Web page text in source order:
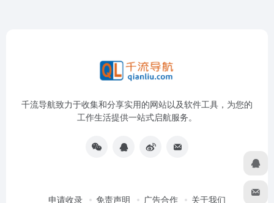
千流导航致力于收集和分享实用的网站以及软件工具，为您的
工作生活提供一站式启航服务。
申请收录 免责声明 广告合作 关于我们